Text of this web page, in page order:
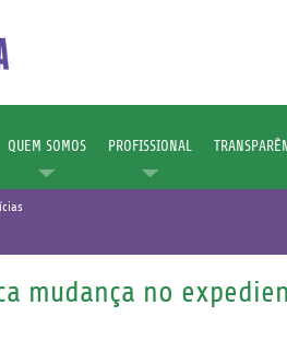
QUEM SOMOS PROFISSIONAL
mudança no